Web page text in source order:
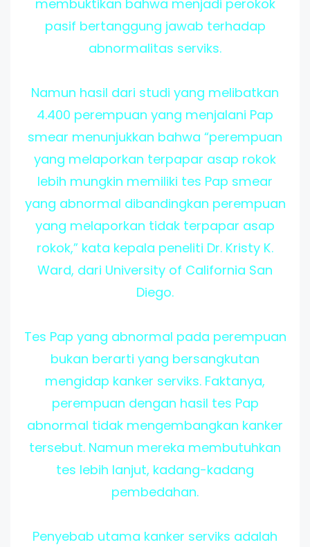
membuktikan bahwa menjadi perokok
pasif bertanggung jawab terhadap
abnormalitas serviks.
Namun hasil dari studi yang melibatkan
4.400 perempuan yang menjalani Pap
smear menunjukkan bahwa “perempuan
yang melaporkan terpapar asap rokok
lebih mungkin memiliki tes Pap smear
yang abnormal dibandingkan perempuan
yang melaporkan tidak terpapar asap
rokok,” kata kepala peneliti Dr. Kristy K.
Ward, dari University of California San
Diego.
Tes Pap yang abnormal pada perempuan
bukan berarti yang bersangkutan
mengidap kanker serviks. Faktanya,
perempuan dengan hasil tes Pap
abnormal tidak mengembangkan kanker
tersebut. Namun mereka membutuhkan
tes lebih lanjut, kadang-kadang
pembedahan.
Penyebab utama kanker serviks adalah